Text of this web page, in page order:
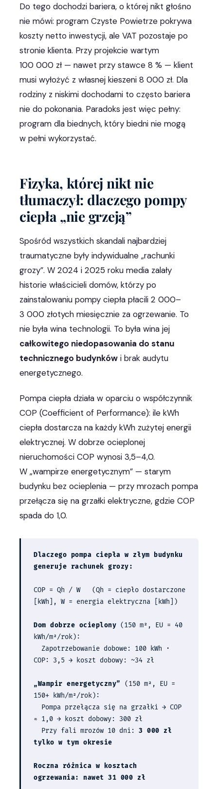
Do tego dochodzi bariera, o której nikt głośno
nie mówi: program Czyste Powietrze pokrywa
koszty netto inwestycji, ale VAT pozostaje po
stronie klienta. Przy projekcie wartym
100 000 zł — nawet przy stawce 8 % — klient
musi wyłożyć z własnej kieszeni 8 000 zł. Dla
rodziny z niskimi dochodami to często bariera
nie do pokonania. Paradoks jest więc pełny:
program dla biednych, który biedni nie mogą
w pełni wykorzystać.
Fizyka, której nikt nie
tłumaczył: dlaczego pompy
ciepła „nie grzeją”
Spośród wszystkich skandali najbardziej
traumatyczne były indywidualne „rachunki
grozy”. W 2024 i 2025 roku media zalały
historie właścicieli domów, którzy po
zainstalowaniu pompy ciepła płacili 2 000–
3 000 złotych miesięcznie za ogrzewanie. To
nie była wina technologii. To była wina jej
całkowitego niedopasowania do stanu
technicznego budynków i brak audytu
energetycznego.
Pompa ciepła działa w oparciu o współczynnik
COP (Coefficient of Performance): ile kWh
ciepła dostarcza na każdy kWh zużytej energii
elektrycznej. W dobrze ocieplonej
nieruchomości COP wynosi 3,5–4,0.
W „wampirze energetycznym” — starym
budynku bez ocieplenia — przy mrozach pompa
przełącza się na grzałki elektryczne, gdzie COP
spada do 1,0.
Dlaczego pompa ciepła w złym budynku
generuje rachunek grozy:
COP = Qh / W (Qh = ciepło dostarczone
[kWh], W = energia elektryczna [kWh])
Dom dobrze ocieplony (150 m², EU = 40
kWh/m²/rok):
Zapotrzebowanie dobowe: 100 kWh ·
COP: 3,5 → koszt dobowy: ~34 zł
„Wampir energetyczny”
(150 m², EU =
150+ kWh/m²/rok):
Pompa przełącza się na grzałki → COP
≈ 1,0 → koszt dobowy: 300 zł
Przy fali mrozów 10 dni: 3 000 zł
tylko w tym okresie
Roczna różnica w kosztach
ogrzewania: nawet 31 000 zł